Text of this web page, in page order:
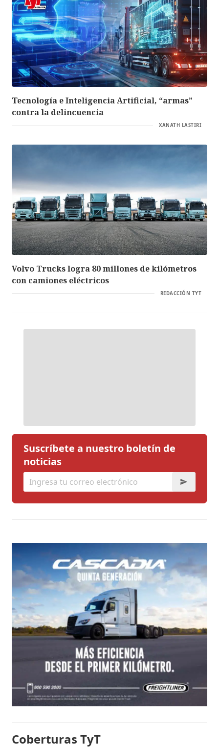
Tecnología e Inteligencia Artificial, “armas”
contra la delincuencia
XANATH LASTIRI
Volvo Trucks logra 80 millones de kilómetros
con camiones eléctricos
REDACCIÓN TYT
Suscríbete a nuestro boletín de
noticias
Coberturas TyT